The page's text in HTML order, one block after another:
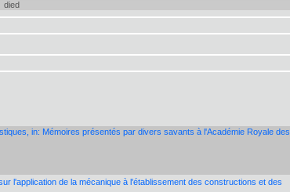
died
in: Mémoires présentés par divers savants à l'Académie Royale des
l'application de la mécanique à l'établissement des constructions et des